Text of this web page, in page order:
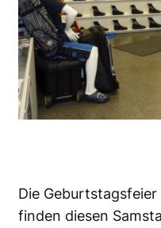
Die
finden diesen